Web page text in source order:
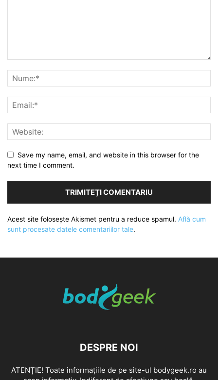
Save my name, email, and website in this browser for the
next time I comment.
Acest site folosește Akismet pentru a reduce spamul. Află cum
sunt procesate datele comentariilor tale.
DESPRE NOI
ATENȚIE! Toate informațiile de pe site-ul bodygeek.ro au